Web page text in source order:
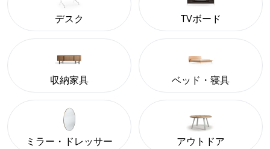
デスク TVボード
収納家具 ベッド・寝具
ミラー・ドレッサー アウトドア